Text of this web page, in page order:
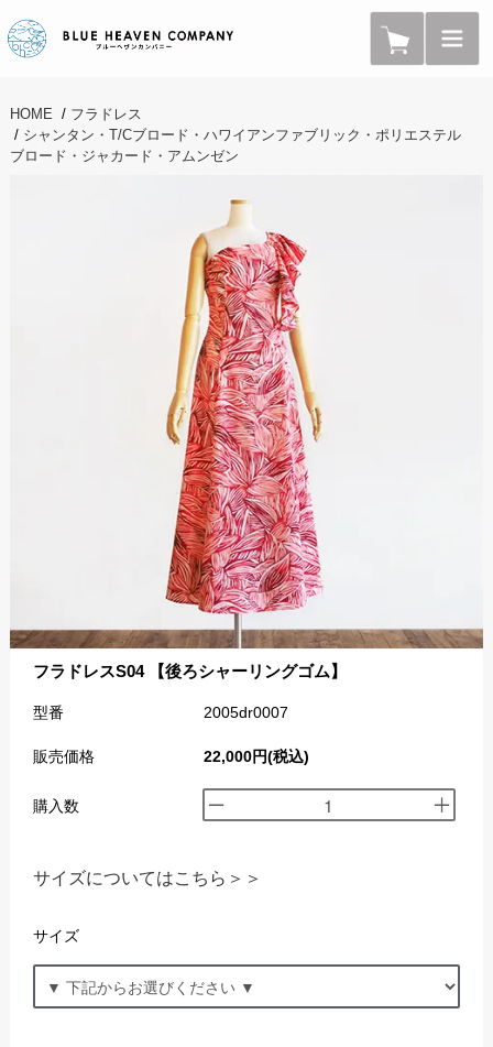
HOME / フラドレス
/ シャンタン・T/Cブロード・ハワイアンファブリック・ポリエステル
ブロード・ジャカード・アムンゼン
フラドレスS04 【後ろシャーリングゴム】
型番 2005dr0007
販売価格 22,000円(税込)
購入数
サイズについてはこちら＞＞
サイズ